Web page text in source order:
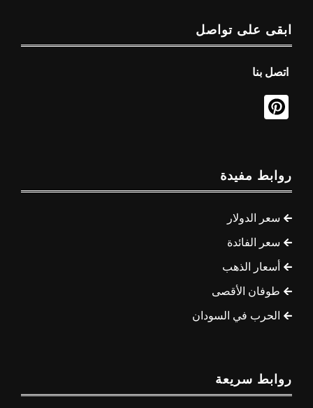
ابقى على تواصل
اتصل بنا
روابط مفيدة
سعر الدولار
سعر الفائدة
أسعار الذهب
طوفان الأقصى
الحرب في السودان
روابط سريعة